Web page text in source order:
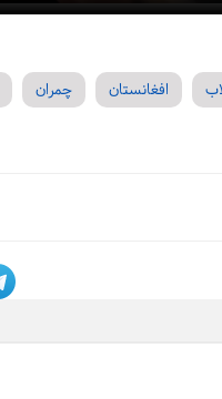
افغانستان چمران